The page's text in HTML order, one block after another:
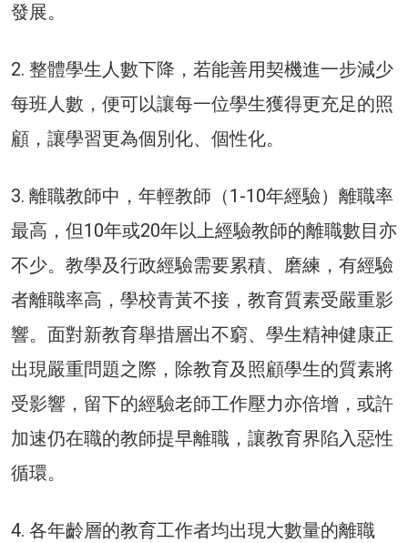
發展。
2. 整體學生人數下降，若能善用契機進一步減少
每班人數，便可以讓每一位學生獲得更充足的照
顧，讓學習更為個別化、個性化。
3. 離職教師中，年輕教師（1-10年經驗）離職率
最高，但10年或20年以上經驗教師的離職數目亦
不少。教學及行政經驗需要累積、磨練，有經驗
者離職率高，學校青黃不接，教育質素受嚴重影
響。面對新教育舉措層出不窮、學生精神健康正
出現嚴重問題之際，除教育及照顧學生的質素將
受影響，留下的經驗老師工作壓力亦倍增，或許
加速仍在職的教師提早離職，讓教育界陷入惡性
循環。
4. 各年齡層的教育工作者均出現大數量的離職